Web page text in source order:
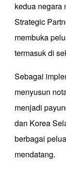
kedua negara
Strategic
membuka
termasuk di
Sebagai
menyusun
menjadi
dan Korea
berbagai
mendatang.